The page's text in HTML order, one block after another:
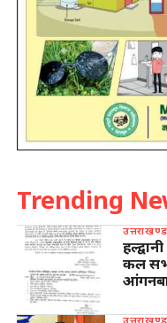
Trending
कल